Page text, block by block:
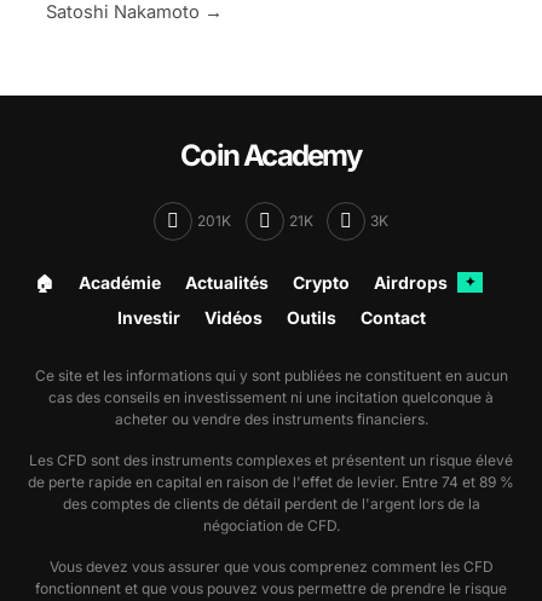
Satoshi Nakamoto →
Coin Academy
201K 21K 3K
🏠︎ Académie Actualités Crypto Airdrops ✦
Investir Vidéos Outils Contact
Ce site et les informations qui y sont publiées ne constituent en aucun
cas des conseils en investissement ni une incitation quelconque à
acheter ou vendre des instruments financiers.
Les CFD sont des instruments complexes et présentent un risque élevé
de perte rapide en capital en raison de l'effet de levier. Entre 74 et 89 %
des comptes de clients de détail perdent de l'argent lors de la
négociation de CFD.
Vous devez vous assurer que vous comprenez comment les CFD
fonctionnent et que vous pouvez vous permettre de prendre le risque